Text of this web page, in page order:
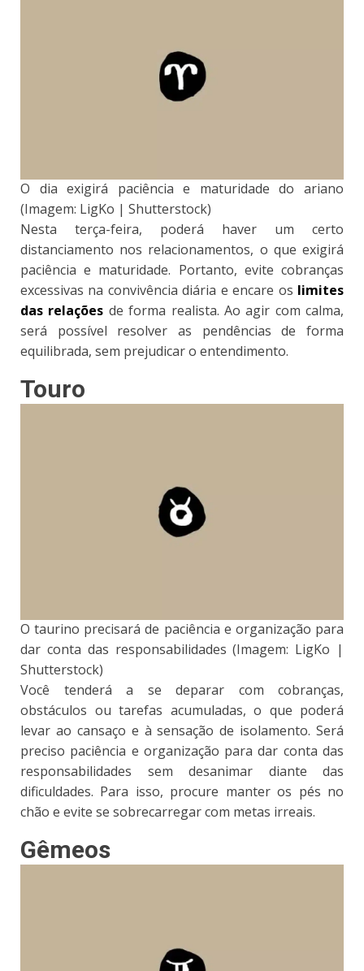
O dia exigirá paciência e maturidade do ariano
(Imagem: LigKo | Shutterstock)
Nesta terça-feira, poderá haver um certo
distanciamento nos relacionamentos, o que exigirá
paciência e maturidade. Portanto, evite cobranças
excessivas na convivência diária e encare os limites
das relações de forma realista. Ao agir com calma,
será possível resolver as pendências de forma
equilibrada, sem prejudicar o entendimento.
Touro
O taurino precisará de paciência e organização para
dar conta das responsabilidades (Imagem: LigKo |
Shutterstock)
Você tenderá a se deparar com cobranças,
obstáculos ou tarefas acumuladas, o que poderá
levar ao cansaço e à sensação de isolamento. Será
preciso paciência e organização para dar conta das
responsabilidades sem desanimar diante das
dificuldades. Para isso, procure manter os pés no
chão e evite se sobrecarregar com metas irreais.
Gêmeos